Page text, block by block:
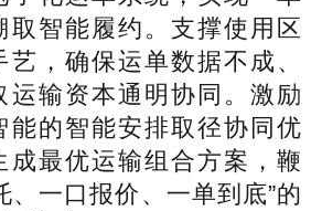
取智能履约。支撑使用区
，确保运单数据不成、
运输资本通明协同。激励
能的智能安排取径协同优
成最优运输组合方案，鞭
、一口报价、一单到底”的